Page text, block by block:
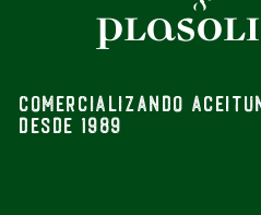
Comercializando
desde 1989